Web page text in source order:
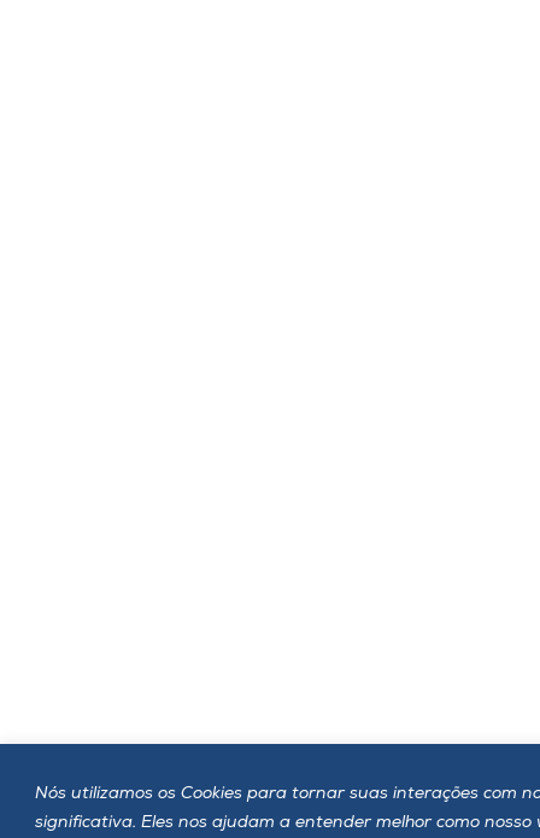
Nós utilizamos os Cookies para tornar suas interações com
significativa. Eles nos ajudam a entender melhor como nosso